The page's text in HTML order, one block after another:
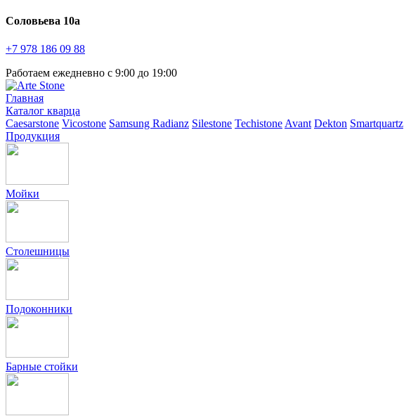
Соловьева 10а
+7 978 186 09 88
Работаем ежедневно с 9:00 до 19:00
Главная
Каталог кварца
Caesarstone Vicostone Samsung Radianz Silestone Techistone Avant Dekton Smartquartz
Продукция
Мойки
Столешницы
Подоконники
Барные стойки